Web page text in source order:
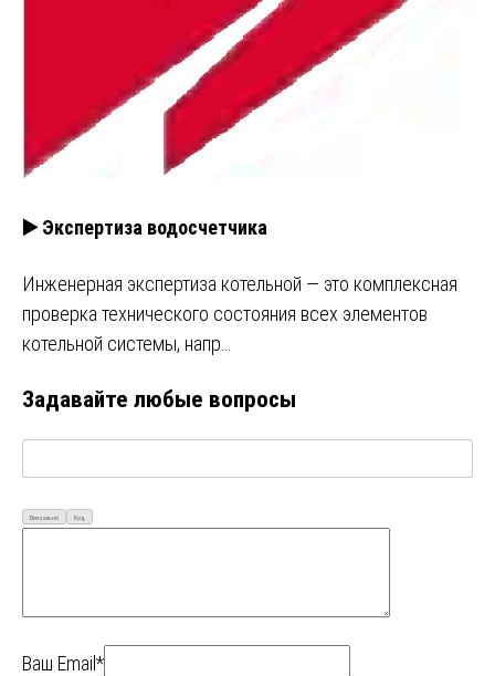
▶️ Экспертиза водосчетчика
Инженерная экспертиза котельной — это комплексная
проверка технического состояния всех элементов
котельной системы, напр…
Задавайте любые вопросы
Визуально Код
Ваш Email*